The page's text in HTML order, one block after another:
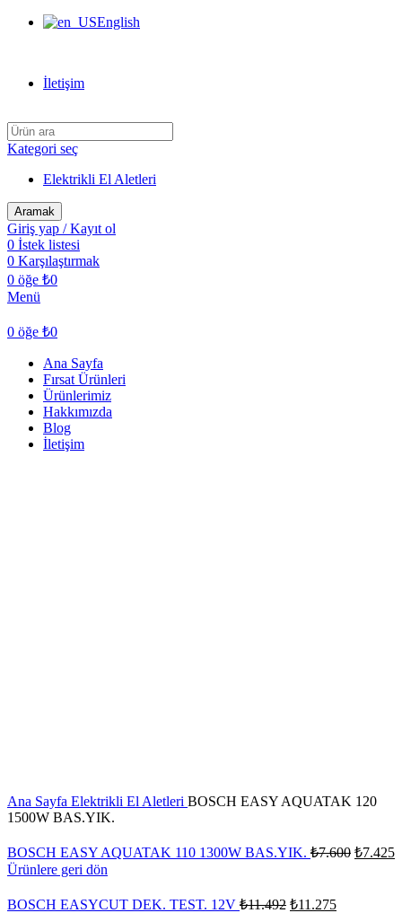
English
İletişim
Kategori seç
Elektrikli El Aletleri
Aramak
Giriş yap / Kayıt ol
0 İstek listesi
0 Karşılaştırmak
0 öğe ₺0
Menü
0 öğe ₺0
Ana Sayfa
Fırsat Ürünleri
Ürünlerimiz
Hakkımızda
Blog
İletişim
Ana Sayfa Elektrikli El Aletleri BOSCH EASY AQUATAK 120
1500W BAS.YIK.
BOSCH EASY AQUATAK 110 1300W BAS.YIK. ₺7.600 ₺7.425
Ürünlere geri dön
BOSCH EASYCUT DEK. TEST. 12V ₺11.492 ₺11.275